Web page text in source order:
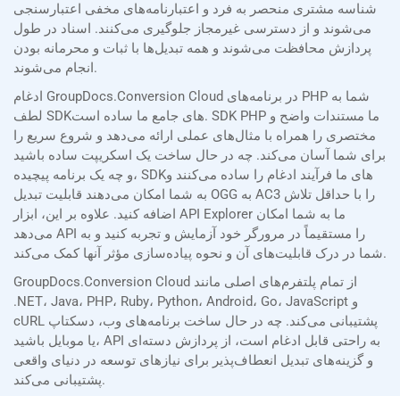
شناسه مشتری منحصر به فرد و اعتبارنامه‌های مخفی اعتبارسنجی
می‌شوند و از دسترسی غیرمجاز جلوگیری می‌کنند. اسناد در طول
پردازش محافظت می‌شوند و همه تبدیل‌ها با ثبات و محرمانه بودن
انجام می‌شوند.
ادغام GroupDocs.Conversion Cloud در برنامه‌های PHP شما به
لطف SDKهای جامع ما ساده است. SDK PHP ما مستندات واضح و
مختصری را همراه با مثال‌های عملی ارائه می‌دهد و شروع سریع را
برای شما آسان می‌کند. چه در حال ساخت یک اسکریپت ساده باشید
و چه یک برنامه پیچیده، SDKهای ما فرآیند ادغام را ساده می‌کنند و
به شما امکان می‌دهند قابلیت تبدیل OGG به AC3 را با حداقل تلاش
اضافه کنید. علاوه بر این، ابزار API Explorer ما به شما امکان
می‌دهد API را مستقیماً در مرورگر خود آزمایش و تجربه کنید و به
شما در درک قابلیت‌های آن و نحوه پیاده‌سازی مؤثر آنها کمک می‌کند.
GroupDocs.Conversion Cloud از تمام پلتفرم‌های اصلی مانند
.NET، Java، PHP، Ruby، Python، Android، Go، JavaScript و
cURL پشتیبانی می‌کند. چه در حال ساخت برنامه‌های وب، دسکتاپ
یا موبایل باشید، API به راحتی قابل ادغام است، از پردازش دسته‌ای
و گزینه‌های تبدیل انعطاف‌پذیر برای نیازهای توسعه در دنیای واقعی
پشتیبانی می‌کند.